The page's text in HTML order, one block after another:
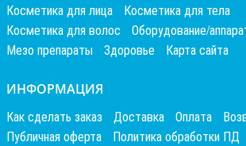
Косметика для лица
Косметика для тела
Косметика для волос
Оборудование/
Мезо препараты
Здоровье Карта сайта
ИНФОРМАЦИЯ
Как сделать заказ Доставка Оплата
Публичная оферта
Политика обработки ПД